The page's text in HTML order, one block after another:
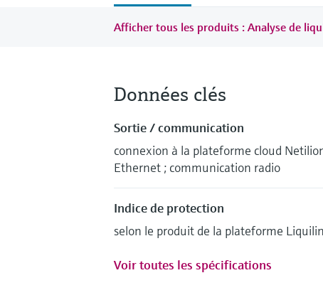
Afficher tous les produits : Analyse de
Données clés
Sortie / communication
connexion à la plateforme cloud
Ethernet ; communication radio
Indice de protection
selon le produit de la plateforme
Voir toutes les spécifications